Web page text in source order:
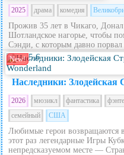
2025 драма комедия
Прожив 35 лет в Чикаго, Донал
Шотландское нагорье, чтобы
Сэнди, с которым давно
New! 5.6
Наследники: Злодейская
2026 мюзикл фантастика
семейный
США
Любимые герои возвращаются
этот раз легендарные Игры
непредсказуемом месте —